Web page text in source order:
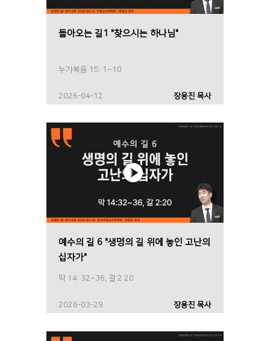
돌아오는 길1 "찾으시는 하나님"
누가복음 15: 1~10
2026-04-12 장용진 목사
예수의 길 6 "생명의 길 위에 놓인 고난의
십자가"
막 14: 32~36, 갈 2:20
2026-03-29 장용진 목사